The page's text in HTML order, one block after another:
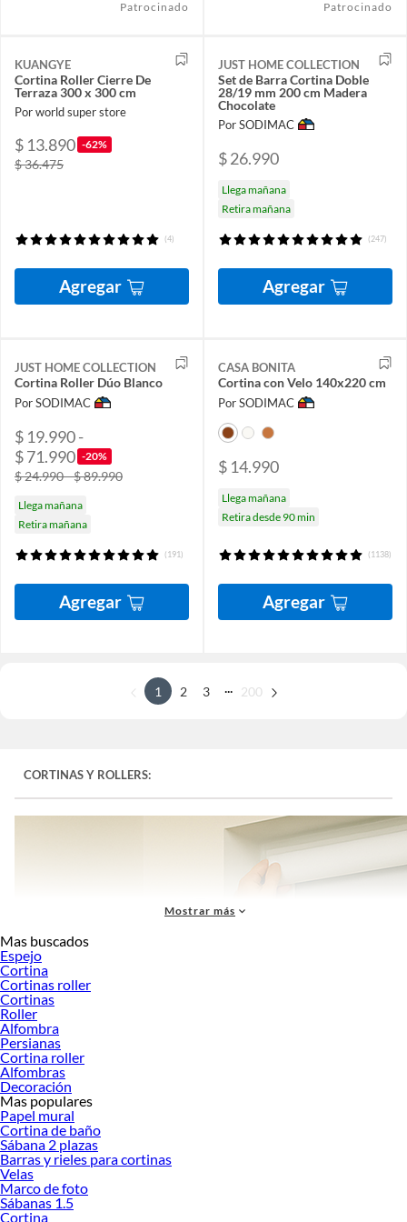
Patrocinado Patrocinado
KUANGYE
Cortina Roller Cierre De
Terraza 300 x 300 cm
Por world super store
$ 13.890 -62%
$ 36.475
(4)
Agregar
JUST HOME COLLECTION
Set de Barra Cortina Doble
28/19 mm 200 cm Madera
Chocolate
Por SODIMAC
$ 26.990
Llega mañana
Retira mañana
(247)
Agregar
JUST HOME COLLECTION
Cortina Roller Dúo Blanco
Por SODIMAC
$ 19.990 -
$ 71.990 -20%
$ 24.990 - $ 89.990
Llega mañana
Retira mañana
(191)
Agregar
CASA BONITA
Cortina con Velo 140x220 cm
Por SODIMAC
$ 14.990
Llega mañana
Retira desde 90 min
(1138)
Agregar
1 2 3 200
CORTINAS Y ROLLERS:
Cortina: Guía Completa para Elegir la Cortina Perfecta para tu Hogar
Las cortinas son mucho más que simples piezas de tela que cubren tus ventanas.
Representan un elemento decorativo fundamental que transforma espacios,
controla la luz natural y aporta personalidad a cada habitación de tu hogar.
Mostrar más
Mas buscados
Espejo
Cortina
Cortinas roller
Cortinas
Roller
Alfombra
Persianas
Cortina roller
Alfombras
Decoración
Mas populares
Papel mural
Cortina de baño
Sábana 2 plazas
Barras y rieles para cortinas
Velas
Marco de foto
Sábanas 1.5
Cortina